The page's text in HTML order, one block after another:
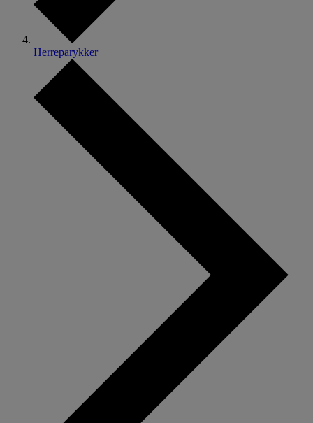
Herreparykker